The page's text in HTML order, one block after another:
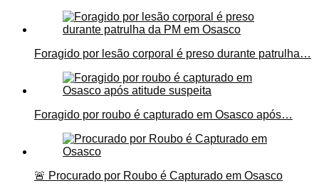
Foragido por lesão corporal é preso durante patrulha…
Foragido por roubo é capturado em Osasco após…
🚨 Procurado por Roubo é Capturado em Osasco